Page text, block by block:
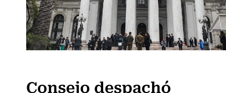
Consejo despachó